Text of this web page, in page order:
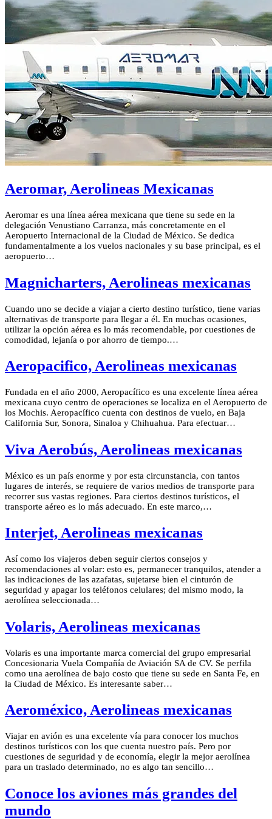
Aeromar, Aerolineas Mexicanas
Aeromar es una línea aérea mexicana que tiene su sede en la
delegación Venustiano Carranza, más concretamente en el
Aeropuerto Internacional de la Ciudad de México. Se dedica
fundamentalmente a los vuelos nacionales y su base principal, es el
aeropuerto…
Magnicharters, Aerolineas mexicanas
Cuando uno se decide a viajar a cierto destino turístico, tiene varias
alternativas de transporte para llegar a él. En muchas ocasiones,
utilizar la opción aérea es lo más recomendable, por cuestiones de
comodidad, lejanía o por ahorro de tiempo.…
Aeropacifico, Aerolineas mexicanas
Fundada en el año 2000, Aeropacífico es una excelente línea aérea
mexicana cuyo centro de operaciones se localiza en el Aeropuerto de
los Mochis. Aeropacífico cuenta con destinos de vuelo, en Baja
California Sur, Sonora, Sinaloa y Chihuahua. Para efectuar…
Viva Aerobús, Aerolineas mexicanas
México es un país enorme y por esta circunstancia, con tantos
lugares de interés, se requiere de varios medios de transporte para
recorrer sus vastas regiones. Para ciertos destinos turísticos, el
transporte aéreo es lo más adecuado. En este marco,…
Interjet, Aerolineas mexicanas
Así como los viajeros deben seguir ciertos consejos y
recomendaciones al volar: esto es, permanecer tranquilos, atender a
las indicaciones de las azafatas, sujetarse bien el cinturón de
seguridad y apagar los teléfonos celulares; del mismo modo, la
aerolínea seleccionada…
Volaris, Aerolineas mexicanas
Volaris es una importante marca comercial del grupo empresarial
Concesionaria Vuela Compañía de Aviación SA de CV. Se perfila
como una aerolínea de bajo costo que tiene su sede en Santa Fe, en
la Ciudad de México. Es interesante saber…
Aeroméxico, Aerolineas mexicanas
Viajar en avión es una excelente vía para conocer los muchos
destinos turísticos con los que cuenta nuestro país. Pero por
cuestiones de seguridad y de economía, elegir la mejor aerolínea
para un traslado determinado, no es algo tan sencillo…
Conoce los aviones más grandes del
mundo